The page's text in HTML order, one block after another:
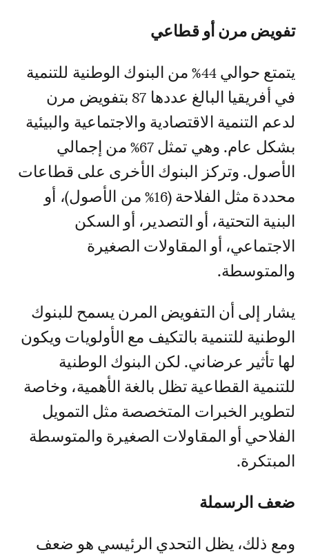
تفويض مرن أو قطاعي
يتمتع حوالي 44% من البنوك الوطنية للتنمية
في أفريقيا البالغ عددها 87 بتفويض مرن
لدعم التنمية الاقتصادية والاجتماعية والبيئية
بشكل عام. وهي تمثل 67% من إجمالي
الأصول. وتركز البنوك الأخرى على قطاعات
محددة مثل الفلاحة (16% من الأصول)، أو
البنية التحتية، أو التصدير، أو السكن
الاجتماعي، أو المقاولات الصغيرة
والمتوسطة.
يشار إلى أن التفويض المرن يسمح للبنوك
الوطنية للتنمية بالتكيف مع الأولويات ويكون
لها تأثير عرضاني. لكن البنوك الوطنية
للتنمية القطاعية تظل بالغة الأهمية، وخاصة
لتطوير الخبرات المتخصصة مثل التمويل
الفلاحي أو المقاولات الصغيرة والمتوسطة
المبتكرة.
ضعف الرسملة
ومع ذلك، يظل التحدي الرئيسي هو ضعف